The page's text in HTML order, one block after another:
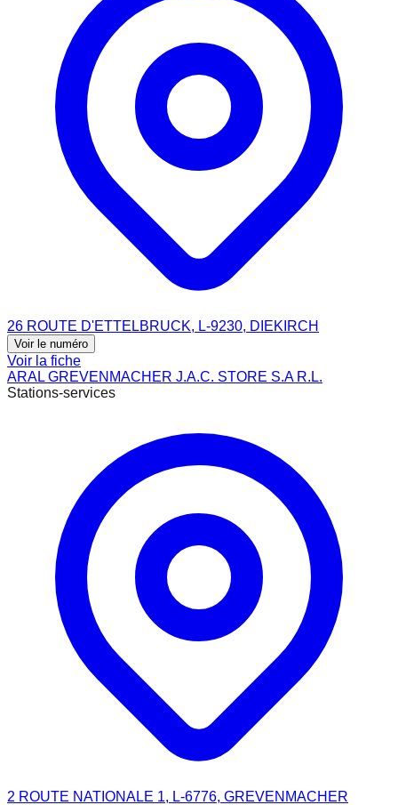
26 ROUTE D'ETTELBRUCK, L-9230, DIEKIRCH
Voir le numéro
Voir la fiche
ARAL GREVENMACHER J.A.C. STORE S.A R.L.
Stations-services
2 ROUTE NATIONALE 1, L-6776, GREVENMACHER